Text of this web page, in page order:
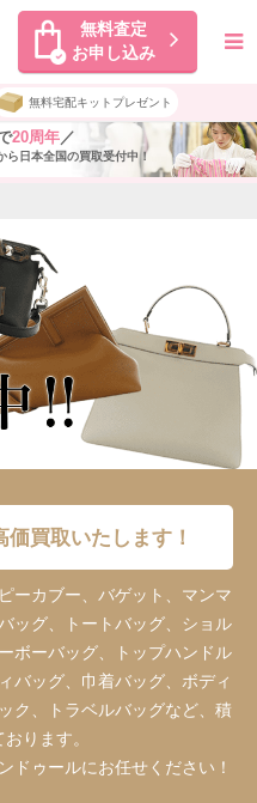
無料査定
お申し込み
無料宅配キットプレゼント
20周年／
ら日本全国の買取受付中！
買取いたします！
ーカブー、バゲット、マンマ
ッグ、トートバッグ、ショル
ボーバッグ、トップハンドル
バッグ、巾着バッグ、ボディ
ク、トラベルバッグなど、積
ります。
ドゥールにお任せください！